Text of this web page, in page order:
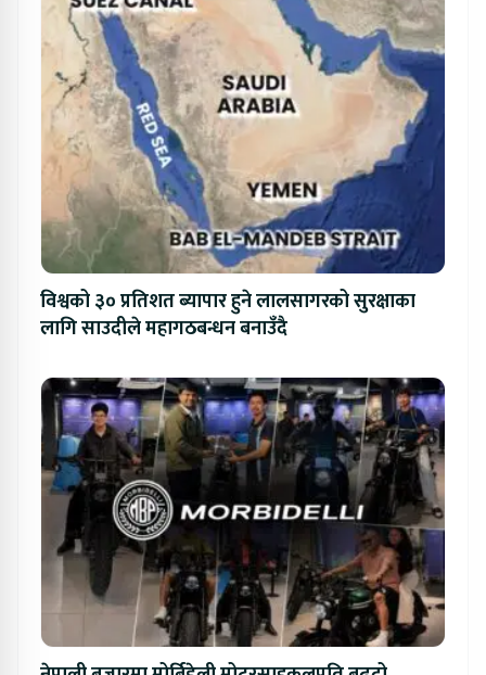
विश्वको ३० प्रतिशत ब्यापार हुने लालसागरको सुरक्षाका
लागि साउदीले महागठबन्धन बनाउँदै